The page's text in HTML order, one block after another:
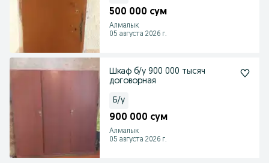
500 000 сум
Алмалык
05 августа 2026 г.
Шкаф б/у 900 000 тысяч
договорная
Б/у
900 000 сум
Алмалык
05 августа 2026 г.